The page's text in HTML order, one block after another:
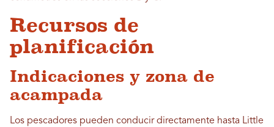
Recursos de
planificación
Indicaciones y zona de
acampada
Los pescadores pueden conducir directamente hasta Little